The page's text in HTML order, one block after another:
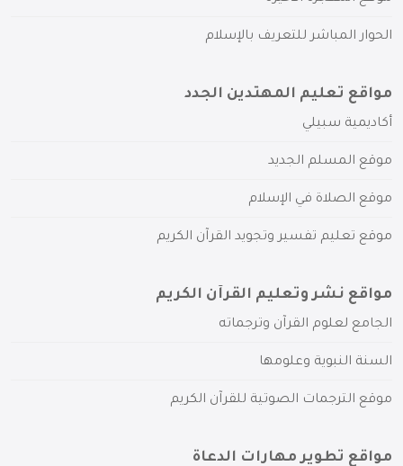
الحوار المباشر للتعريف بالإسلام
مواقع تعليم المهتدين الجدد
أكاديمية سبيلي
موقع المسلم الجديد
موقع الصلاة في الإسلام
موقع تعليم تفسير وتجويد القرآن الكريم
مواقع نشر وتعليم القرآن الكريم
الجامع لعلوم القرآن وترجماته
السنة النبوية وعلومها
موقع الترجمات الصوتية للقرآن الكريم
مواقع تطوير مهارات الدعاة